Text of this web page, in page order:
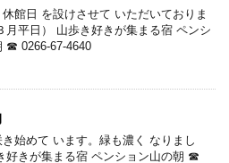
館日 を設けさせて いただいておりま
月平日） 山歩き好きが集まる宿 ペンシ
☎ 0266-67-4640
始めて います。緑も濃く なりまし
好きが集まる宿 ペンション山の朝 ☎